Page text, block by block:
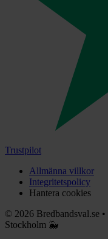
Trustpilot
Allmänna villkor
Integritetspolicy
Hantera cookies
© 2026 Bredbandsval.se •
Stockholm 🐳